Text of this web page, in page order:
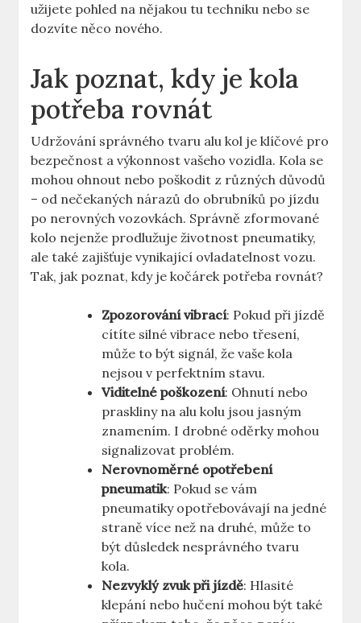
užijete pohled na nějakou tu techniku nebo se
dozvíte něco nového.
Jak poznat, kdy je kola
potřeba rovnát
Udržování správného tvaru alu kol je klíčové pro
bezpečnost a výkonnost vašeho vozidla. Kola se
mohou ohnout nebo poškodit z různých důvodů
– od nečekaných nárazů do obrubníků po jízdu
po nerovných vozovkách. Správně zformované
kolo nejenže prodlužuje životnost pneumatiky,
ale také zajišťuje vynikající ovladatelnost vozu.
Tak, jak poznat, kdy je kočárek potřeba rovnát?
Zpozorování vibrací: Pokud při jízdě
cítíte silné vibrace nebo třesení,
může to být signál, že vaše kola
nejsou v perfektním stavu.
Viditelné poškození: Ohnutí nebo
praskliny na alu kolu jsou jasným
znamením. I drobné oděrky mohou
signalizovat problém.
Nerovnoměrné opotřebení
pneumatik: Pokud se vám
pneumatiky opotřebovávají na jedné
straně více než na druhé, může to
být důsledek nesprávného tvaru
kola.
Nezvyklý zvuk při jízdě: Hlasité
klepání nebo hučení mohou být také